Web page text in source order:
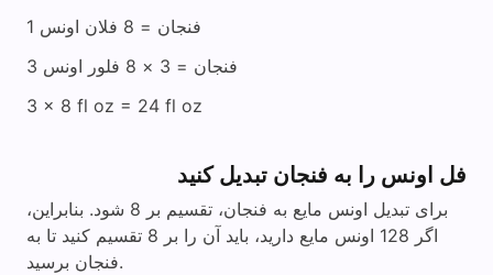
1 فنجان = 8 فلان اونس
3 فنجان = 3 × 8 فلور اونس
3 × 8 fl oz = 24 fl oz
فل اونس را به فنجان تبدیل کنید
برای تبدیل اونس مایع به فنجان، تقسیم بر 8 شود. بنابراین،
اگر 128 اونس مایع دارید، باید آن را بر 8 تقسیم کنید تا به
فنجان برسید.